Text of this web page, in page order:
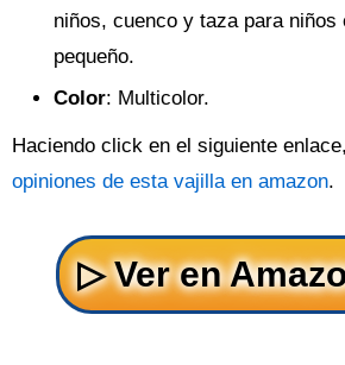
niños, cuenco y taza para niños
pequeño.
Color: Multicolor.
Haciendo click en el siguiente
opiniones de esta vajilla en amazon.